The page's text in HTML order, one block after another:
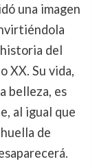
una imagen
del
XX. Su vida,
belleza, es
al igual que
de